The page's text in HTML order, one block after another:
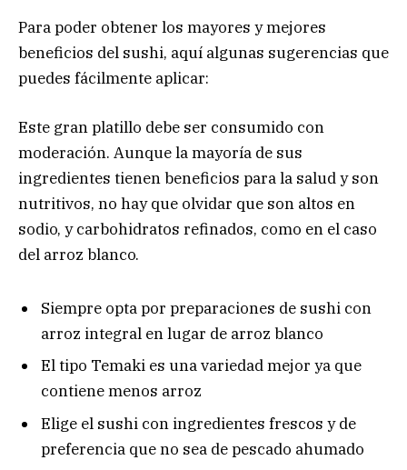
Para poder obtener los mayores y mejores
beneficios del sushi, aquí algunas sugerencias que
puedes fácilmente aplicar:
Este gran platillo debe ser consumido con
moderación. Aunque la mayoría de sus
ingredientes tienen beneficios para la salud y son
nutritivos, no hay que olvidar que son altos en
sodio, y carbohidratos refinados, como en el caso
del arroz blanco.
Siempre opta por preparaciones de sushi con
arroz integral en lugar de arroz blanco
El tipo Temaki es una variedad mejor ya que
contiene menos arroz
Elige el sushi con ingredientes frescos y de
preferencia que no sea de pescado ahumado